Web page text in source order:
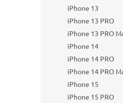
iPhone 13
iPhone 13 PRO
iPhone 13 PRO
iPhone 14
iPhone 14 PRO
iPhone 14 PRO
iPhone 15
iPhone 15 PRO